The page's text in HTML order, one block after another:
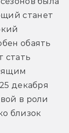
станет
обаять
стать
декабря
в роли
близок